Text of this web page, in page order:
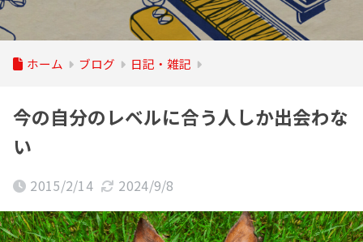
ホーム ブログ 日記・雑記
今の自分のレベルに合う人しか出会わな
い
2015/2/14 2024/9/8